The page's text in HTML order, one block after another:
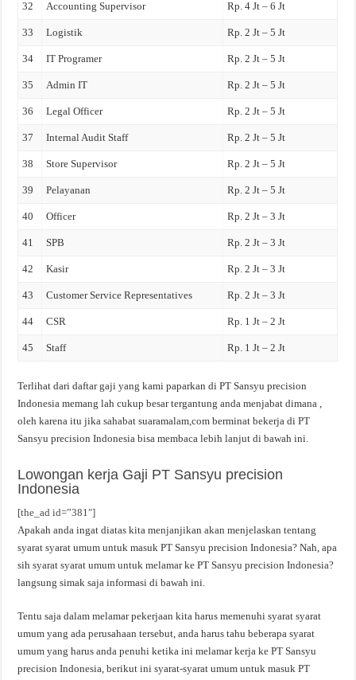
32 Accounting Supervisor Rp. 4 Jt – 6 Jt
33 Logistik Rp. 2 Jt – 5 Jt
34 IT Programer Rp. 2 Jt – 5 Jt
35 Admin IT Rp. 2 Jt – 5 Jt
36 Legal Officer Rp. 2 Jt – 5 Jt
37 Internal Audit Staff Rp. 2 Jt – 5 Jt
38 Store Supervisor Rp. 2 Jt – 5 Jt
39 Pelayanan Rp. 2 Jt – 5 Jt
40 Officer Rp. 2 Jt – 3 Jt
41 SPB Rp. 2 Jt – 3 Jt
42 Kasir Rp. 2 Jt – 3 Jt
43 Customer Service Representatives Rp. 2 Jt – 3 Jt
44 CSR Rp. 1 Jt – 2 Jt
45 Staff Rp. 1 Jt – 2 Jt
Terlihat dari daftar gaji yang kami paparkan di PT Sansyu precision
Indonesia memang lah cukup besar tergantung anda menjabat dimana ,
oleh karena itu jika sahabat suaramalam,com berminat bekerja di PT
Sansyu precision Indonesia bisa membaca lebih lanjut di bawah ini.
Lowongan kerja Gaji PT Sansyu precision
Indonesia
[the_ad id=”381″]
Apakah anda ingat diatas kita menjanjikan akan menjelaskan tentang
syarat syarat umum untuk masuk PT Sansyu precision Indonesia? Nah, apa
sih syarat syarat umum untuk melamar ke PT Sansyu precision Indonesia?
langsung simak saja informasi di bawah ini.
Tentu saja dalam melamar pekerjaan kita harus memenuhi syarat syarat
umum yang ada perusahaan tersebut, anda harus tahu beberapa syarat
umum yang harus anda penuhi ketika ini melamar kerja ke PT Sansyu
precision Indonesia, berikut ini syarat-syarat umum untuk masuk PT